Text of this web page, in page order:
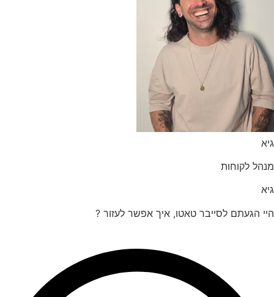
לקוחות
הגעתם לסייבר טאטו, איך אפשר לעזור ?